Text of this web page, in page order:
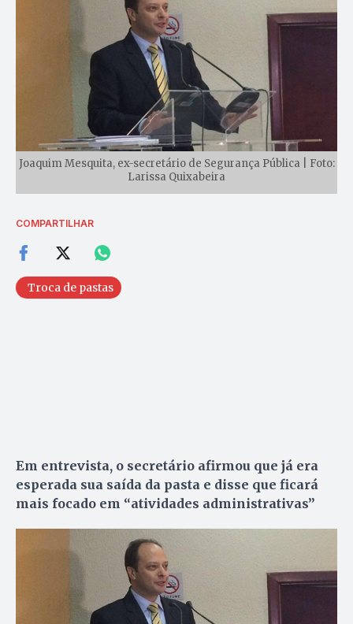
Joaquim Mesquita, ex-secretário de Segurança Pública | Foto:
Larissa Quixabeira
COMPARTILHAR
Troca de pastas
Em entrevista, o secretário afirmou que já era
esperada sua saída da pasta e disse que ficará
mais focado em “atividades administrativas”